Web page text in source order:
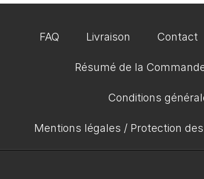
FAQ Livraison Contact
Résumé de la
Conditions
Mentions légales / Protection